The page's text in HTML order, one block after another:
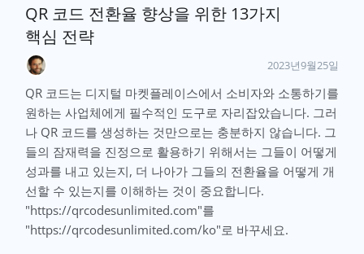
QR 코드 전환율 향상을 위한 13가지
핵심 전략
2023년9월25일
QR 코드는 디지털 마켓플레이스에서 소비자와 소통하기를
원하는 사업체에게 필수적인 도구로 자리잡았습니다. 그러
나 QR 코드를 생성하는 것만으로는 충분하지 않습니다. 그
들의 잠재력을 진정으로 활용하기 위해서는 그들이 어떻게
성과를 내고 있는지, 더 나아가 그들의 전환율을 어떻게 개
선할 수 있는지를 이해하는 것이 중요합니다.
"https://qrcodesunlimited.com"를
"https://qrcodesunlimited.com/ko"로 바꾸세요.